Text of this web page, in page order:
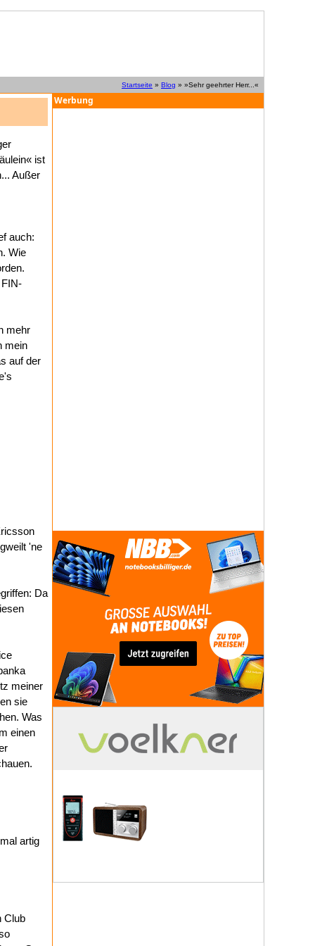
Startseite » Blog » »Sehr geehrter Herr...«
Werbung
ist
Außer
auch:
Wie
mehr
mein
auf der
'ne
Da
meiner
sie
Was
einen
artig
Club